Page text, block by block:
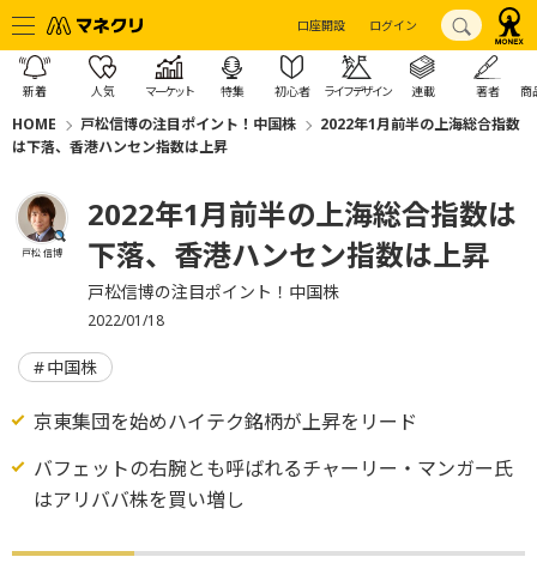
口座開設 ログイン
新着 人気 マーケット 特集 初心者 ライフデザイン 連載 著者 商
HOME 戸松信博の注目ポイント！中国株
2022年1月前半の上海総合指数
は下落、香港ハンセン指数は上昇
戸松 信博
2022年1月前半の上海総合指数は
下落、香港ハンセン指数は上昇
戸松信博の注目ポイント！中国株
2022/01/18
中国株
京東集団を始めハイテク銘柄が上昇をリード
バフェットの右腕とも呼ばれるチャーリー・マンガー氏
はアリババ株を買い増し